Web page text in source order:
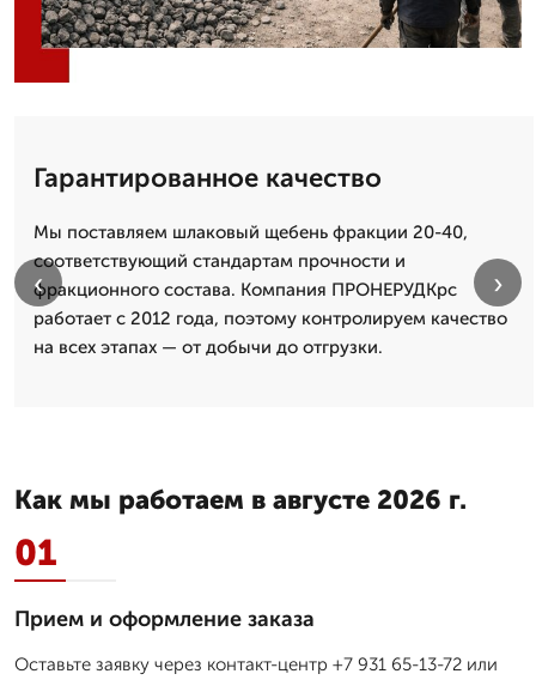
Гарантированное качество
Мы поставляем шлаковый щебень фракции 20-40,
соответствующий стандартам прочности и
фракционного состава. Компания ПРОНЕРУДКрс
работает с 2012 года, поэтому контролируем качество
на всех этапах — от добычи до отгрузки.
‹ ›
Как мы работаем в августе 2026 г.
01
Прием и оформление заказа
Оставьте заявку через контакт-центр +7 931 65-13-72 или